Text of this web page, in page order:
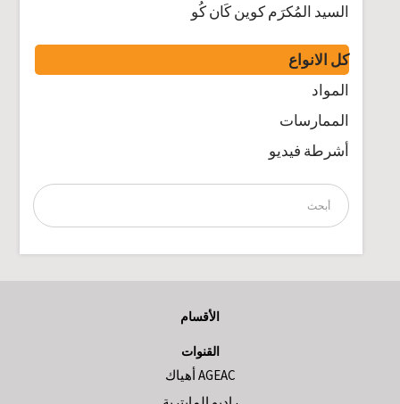
السيد المُكرَم كوين كَان كُو
كل الانواع
المواد
الممارسات
أشرطة فيديو
الأقسام
القنوات
AGEAC أهياك